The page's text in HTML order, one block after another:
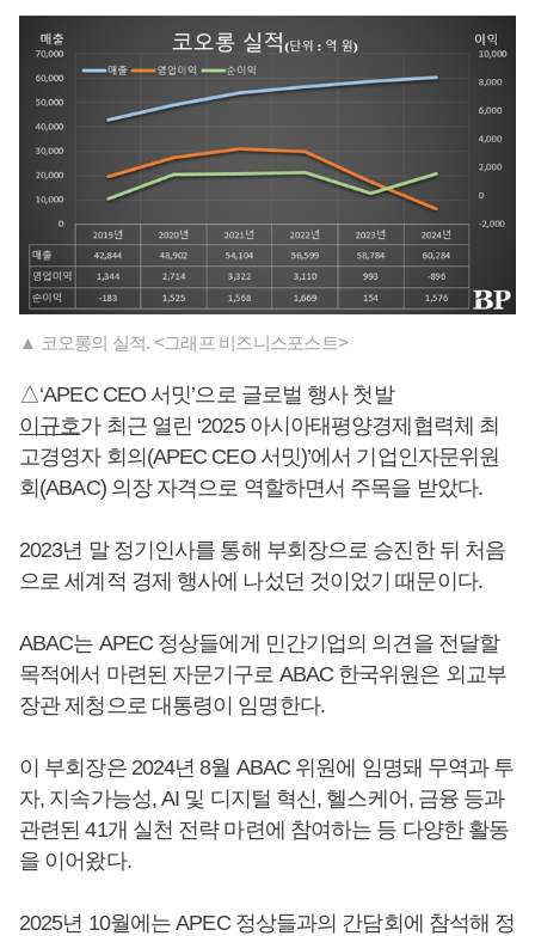
▲ 코오롱의 실적. <그래프 비즈니스포스트>
△‘APEC CEO 서밋’으로 글로벌 행사 첫발
이규호가 최근 열린 ‘2025 아시아태평양경제협력체 최
고경영자 회의(APEC CEO 서밋)’에서 기업인자문위원
회(ABAC) 의장 자격으로 역할하면서 주목을 받았다.
2023년 말 정기인사를 통해 부회장으로 승진한 뒤 처음
으로 세계적 경제 행사에 나섰던 것이었기 때문이다.
ABAC는 APEC 정상들에게 민간기업의 의견을 전달할
목적에서 마련된 자문기구로 ABAC 한국위원은 외교부
장관 제청으로 대통령이 임명한다.
이 부회장은 2024년 8월 ABAC 위원에 임명돼 무역과 투
자, 지속가능성, AI 및 디지털 혁신, 헬스케어, 금융 등과
관련된 41개 실천 전략 마련에 참여하는 등 다양한 활동
을 이어왔다.
2025년 10월에는 APEC 정상들과의 간담회에 참석해 정